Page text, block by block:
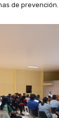
de prevención.